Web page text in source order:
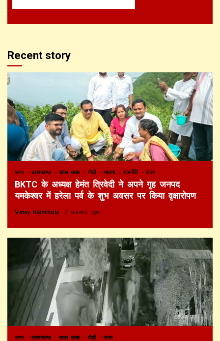
Recent story
अन्य उत्तराखण्ड खास खबर पौड़ी भाजपा राजनीति राज्य
BKTC के अध्यक्ष हेमंत त्रिवेदी ने अपने गृह जनपद
यमकेश्वर में हरेला पर्व के शुभ अवसर पर किया वृक्षारोपण
Vinay Kainthola 3 weeks ago
अन्य उत्तराखण्ड खास खबर पौड़ी राज्य